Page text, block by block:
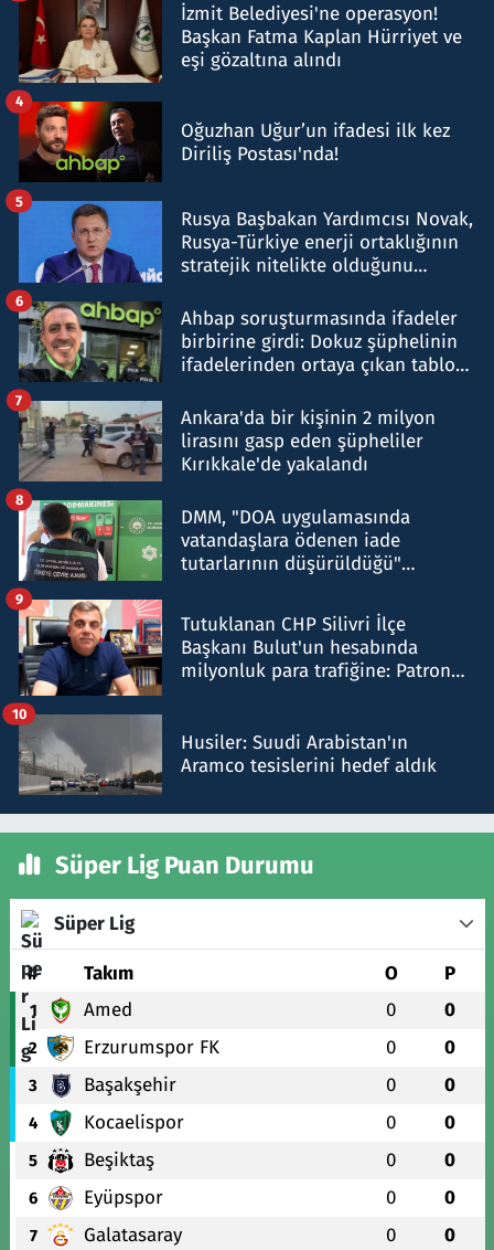
İzmit Belediyesi'ne operasyon!
Başkan Fatma Kaplan Hürriyet ve
eşi gözaltına alındı
Oğuzhan Uğur’un ifadesi ilk kez
Diriliş Postası'nda!
4
Rusya Başbakan Yardımcısı Novak,
Rusya-Türkiye enerji ortaklığının
stratejik nitelikte olduğunu
5
Ahbap soruşturmasında ifadeler
birbirine girdi: Dokuz şüphelinin
ifadelerinden ortaya çıkan tablo
6
Ankara'da bir kişinin 2 milyon
lirasını gasp eden şüpheliler
Kırıkkale'de yakalandı
7
DMM, "DOA uygulamasında
vatandaşlara ödenen iade
tutarlarının düşürüldüğü"
8
Tutuklanan CHP Silivri İlçe
Başkanı Bulut'un hesabında
milyonluk para trafiğine: Patron
9
Husiler: Suudi Arabistan'ın
Aramco tesislerini hedef aldık
10
Süper Lig Puan Durumu
Süper Lig
# Takım O P
1 Amed 0 0
2 Erzurumspor FK 0 0
3 Başakşehir 0 0
4 Kocaelispor 0 0
5 Beşiktaş 0 0
6 Eyüpspor 0 0
7 Galatasaray 0 0